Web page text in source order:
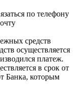
по телефону
средств
осуществляется
платеж.
в срок от
Банка, которым